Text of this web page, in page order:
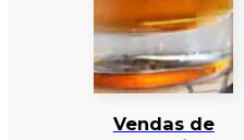
Vendas de